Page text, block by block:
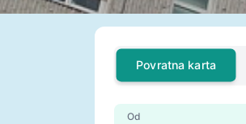
Povratna karta
Od